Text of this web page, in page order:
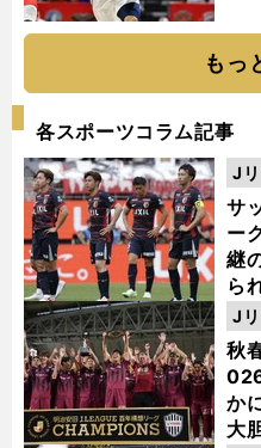
もっ
各スポーツコラム記事
サ
ー
継
ら
J
秋
か
大
J